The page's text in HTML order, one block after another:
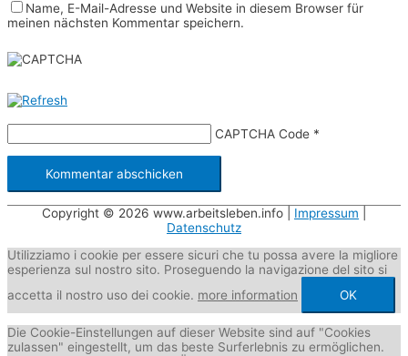
Name, E-Mail-Adresse und Website in diesem Browser für
meinen nächsten Kommentar speichern.
CAPTCHA Code *
Copyright © 2026 www.arbeitsleben.info Impressum
Datenschutz
Utilizziamo i cookie per essere sicuri che tu possa avere la migliore
esperienza sul nostro sito. Proseguendo la navigazione del sito si
accetta il nostro uso dei cookie. more information OK
Die Cookie-Einstellungen auf dieser Website sind auf "Cookies
zulassen" eingestellt, um das beste Surferlebnis zu ermöglichen.